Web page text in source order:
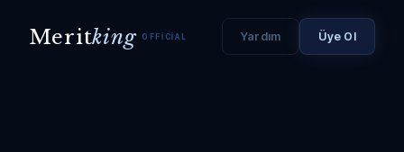
Meritking OFFICIAL Yardım Üye Ol